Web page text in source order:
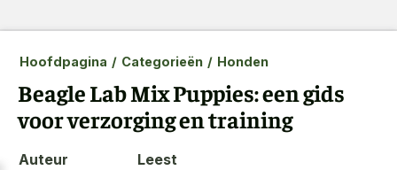
Hoofdpagina / Categorieën / Honden
Beagle Lab Mix Puppies: een gids
voor verzorging en training
Auteur
Leest